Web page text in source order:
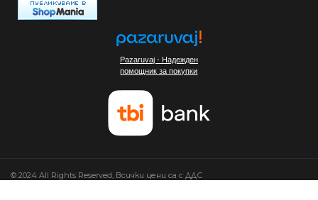
Pazaruvaj - Надежден
помощник за покупки
© 2024 All Rights Reserved, Всички цени са с ДДС